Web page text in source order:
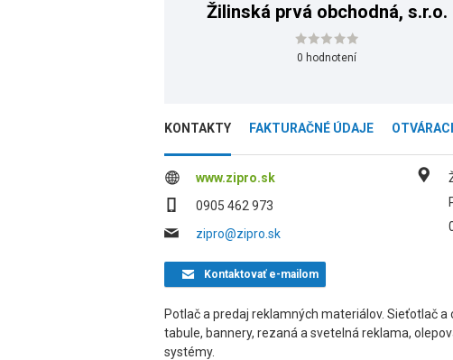
Žilinská prvá obchodná, s.r.o.
0 hodnotení
KONTAKTY FAKTURAČNÉ ÚDAJE
www.zipro.sk
0905 462 973
zipro@zipro.sk
Kontaktovaťe-mailom
Potlač a predaj reklamných materiálov. Sieťotlač
tabule, bannery, rezaná a svetelná reklama,
systémy.